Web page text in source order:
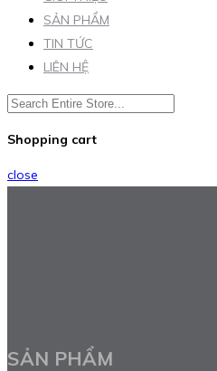
SẢN PHẨM
TIN TỨC
LIÊN HỆ
Shopping cart
close
SẢN PHẨM